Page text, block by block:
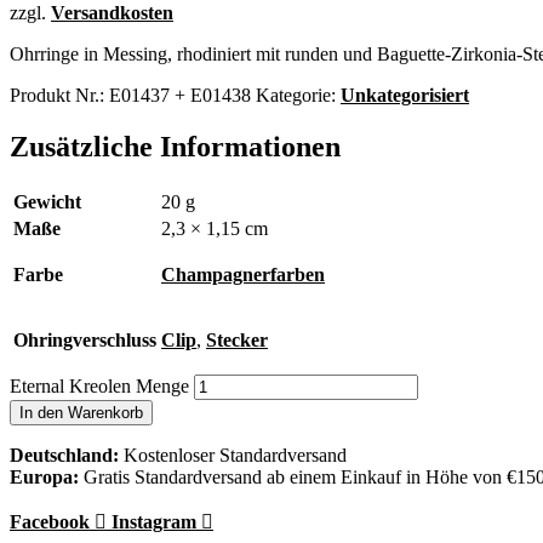
zzgl. Versandkosten
Ohrringe in Messing, rhodiniert mit runden und Baguette-Zirkonia-
Produkt Nr.: E01437 + E01438 Kategorie: Unkategorisiert
Zusätzliche Informationen
Gewicht
20 g
Maße
2,3 × 1,15 cm
Farbe Champagnerfarben
Ohringverschluss Clip, Stecker
Eternal Kreolen Menge
In den Warenkorb
Deutschland: Kostenloser Standardversand
Europa: Gratis Standardversand ab einem Einkauf in Höhe von
Facebook Instagram